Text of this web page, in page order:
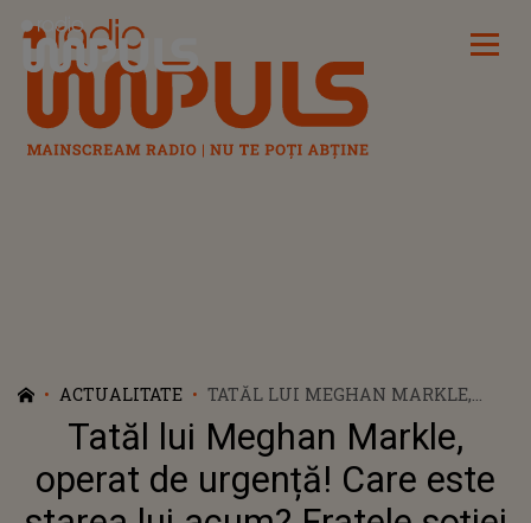
Radio Impuls
ACTUALITATE
TATĂL LUI MEGHAN MARKLE,
OPERAT DE URGENȚĂ! CARE ESTE
STAREA LUI ACUM? FRATELE
SOȚIEI PRINȚULUI HARRY FACE
DECLARAȚII SFÂȘIETOARE:
Tatăl lui Meghan Markle,
operat de urgență! Care este